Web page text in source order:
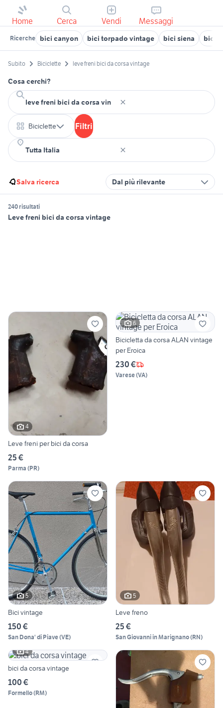
Home Cerca Vendi Messaggi
Ricerche bici canyon bici torpado vintage bici siena bici
Subito Biciclette leve freni bici da corsa vintage
Cosa cerchi?
Biciclette Filtri
Salva ricerca Dal più rilevante
240 risultati
Leve freni bici da corsa vintage
4
Leve freni per bici da corsa
25 €
Parma (PR)
6
Bicicletta da corsa ALAN vintage
per Eroica
230 €
Varese(VA)
5
Bici vintage
150 €
San Dona' di Piave(VE)
5
Leve freno
25 €
San Giovanni in Marignano(RN)
4
bici da corsa vintage
100 €
Formello(RM)